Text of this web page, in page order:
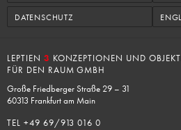
DATENSCHUTZ
LEPTIEN 3 KONZEPTIONEN UND
FÜR DEN RAUM GMBH
Große Friedberger Straße 29 – 31
60313 Frankfurt am Main
TEL +49 69/913 016 0